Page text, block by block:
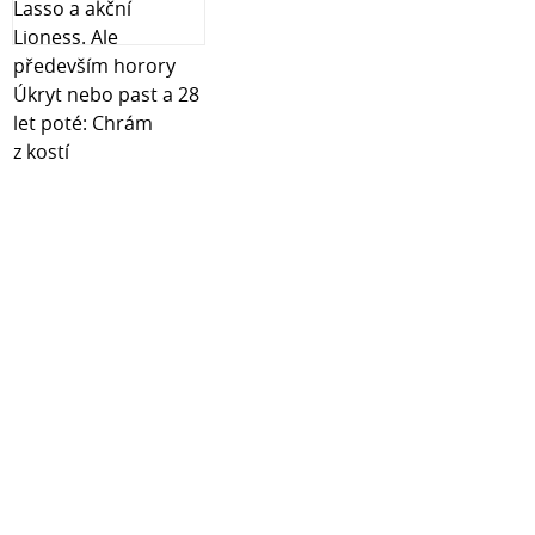
lépe chrání před poškrábáním a pády. Po instalaci skla
se nesnižují dotykové vlastnosti displeje ani se nemění
jeho barevné vlastnosti. Perfektní optická čistota zůstává
zachována. Balení obsahuje: Tvrzené sklo Utěrku z
mikrovlákna Ubrousek na odmaštění displeje
Specifikace: 100% nové a vysoce kvalitní sklo Ultra tenké